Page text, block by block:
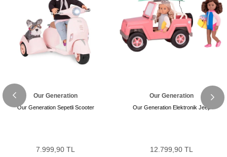
Our Generation
Our Generation Sepetli Scooter
7.999,90 TL
Our Generation
Our Generation Elektronik Jeep
12.799,90 TL